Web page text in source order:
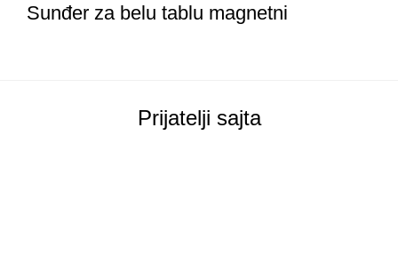
Sunđer za belu tablu magnetni
Prijatelji sajta